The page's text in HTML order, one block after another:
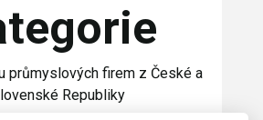
průmyslových firem z České a
Republiky